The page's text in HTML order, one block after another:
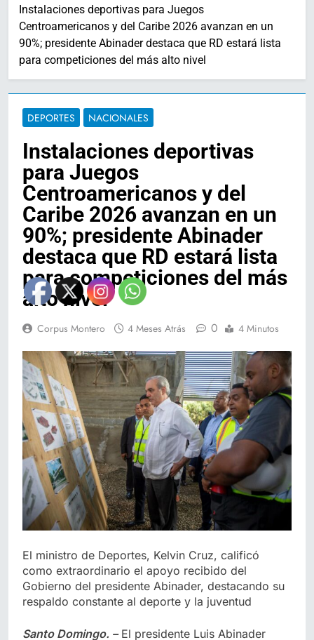
Instalaciones deportivas para Juegos
Centroamericanos y del Caribe 2026 avanzan en un
90%; presidente Abinader destaca que RD estará lista
para competiciones del más alto nivel
DEPORTES NACIONALES
Instalaciones deportivas
para Juegos
Centroamericanos y del
Caribe 2026 avanzan en un
90%; presidente Abinader
destaca que RD estará lista
para competiciones del más
alto nivel
Corpus Montero 4 Meses Atrás 0 4 Minutos
El ministro de Deportes, Kelvin Cruz, calificó
como extraordinario el apoyo recibido del
Gobierno del presidente Abinader, destacando su
respaldo constante al deporte y la juventud
Santo Domingo. –El presidente Luis Abinader